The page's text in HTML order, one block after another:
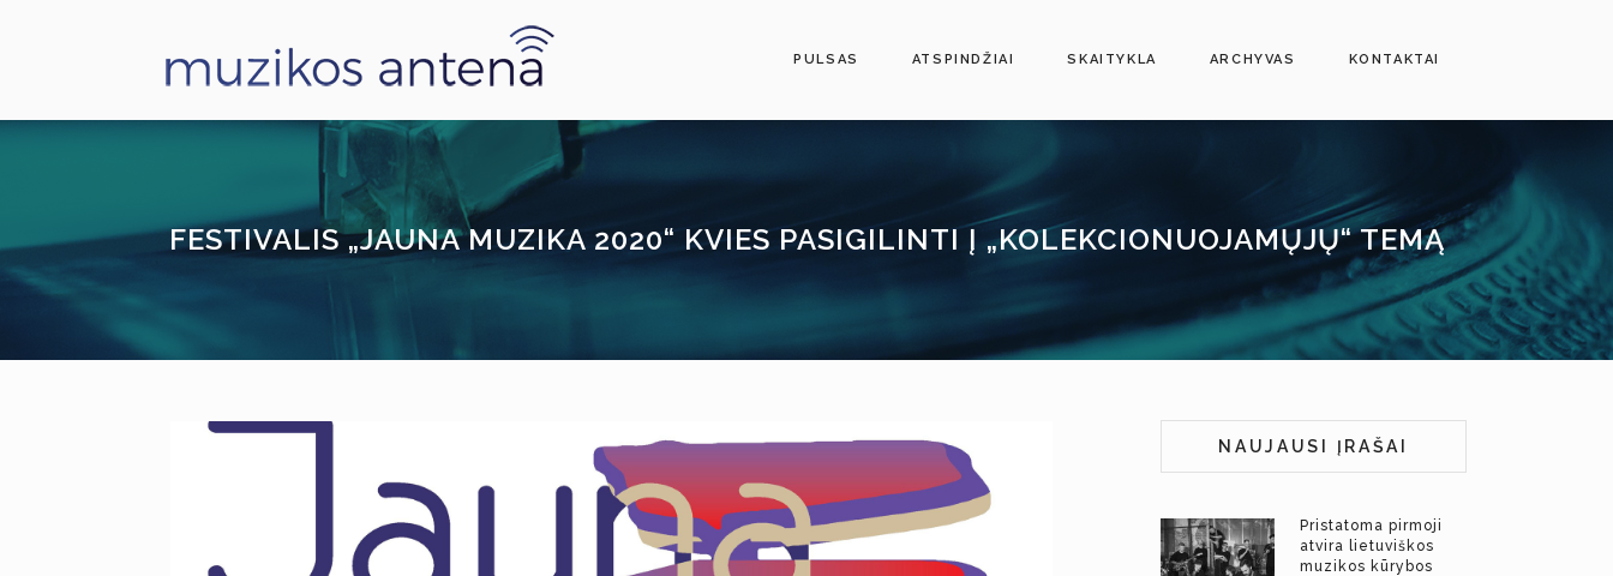
PULSAS ATSPINDŽIAI SKAITYKLA ARCHYVAS KONTAKTAI
FESTIVALIS „JAUNA MUZIKA 2020“ KVIES PASIGILINTI Į „KOLEKCIONUOJAMŲJŲ“ TEMĄ
NAUJAUSI ĮRAŠAI
Pristatoma pirmoji
atvira lietuviškos
muzikos kūrybos